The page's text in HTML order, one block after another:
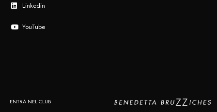
Linkedin
YouTube
ENTRA NEL CLUB